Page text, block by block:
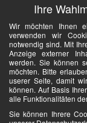
Ihre
Wir möchten Ihnen
verwenden wir
notwendig sind. Mit
Anzeige externer
werden. Sie können
möchten. Bitte
userer Seite, damit
können. Auf Basis
alle Funktionalitäten
Sie können Ihrere